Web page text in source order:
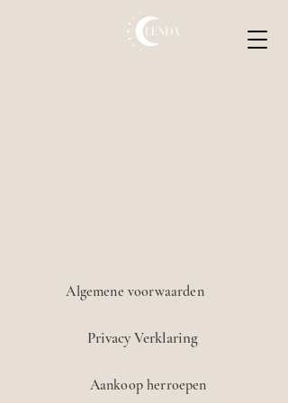
Algemene voorwaarden
Privacy Verklaring
Aankoop herroepen